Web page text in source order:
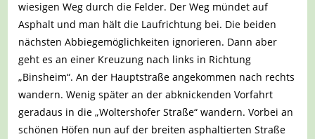
wiesigen Weg durch die Felder. Der Weg mündet auf
Asphalt und man hält die Laufrichtung bei. Die beiden
nächsten Abbiegemöglichkeiten ignorieren. Dann aber
geht es an einer Kreuzung nach links in Richtung
„Binsheim“. An der Hauptstraße angekommen nach rechts
wandern. Wenig später an der abknickenden Vorfahrt
geradaus in die „Woltershofer Straße“ wandern. Vorbei an
schönen Höfen nun auf der breiten asphaltierten Straße